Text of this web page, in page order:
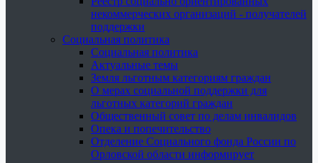
некоммерческих организаций - получателей
поддержки
Социальная политика
Социальная политика
Актуальные темы
Земля льготным категориям граждан
О мерах социальной поддержки для
льготных категорий граждан
Общественный совет по делам инвалидов
Опека и попечительство
Отделение Социального фонда России по
Орловской области информирует